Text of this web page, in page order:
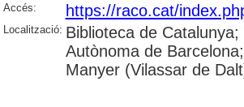
Accés: https://raco.cat/
Localització: Biblioteca de
Autònoma de
Manyer (Vilassar de